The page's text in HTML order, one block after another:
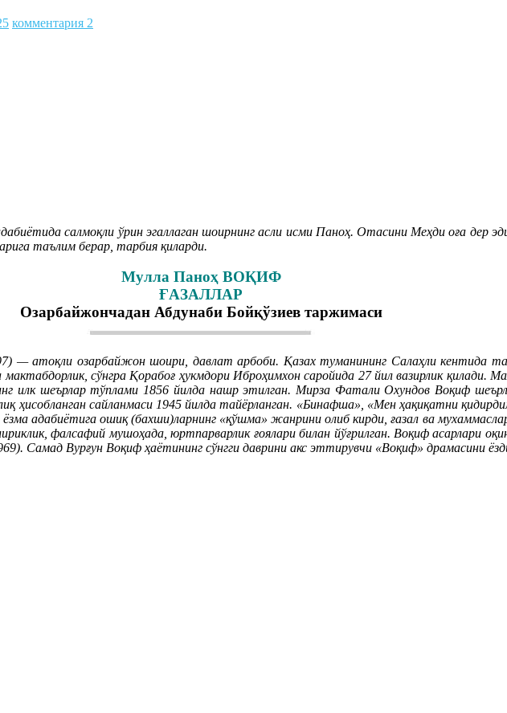
комментария 2
салмоқли ўрин эгаллаган шоирнинг асли исми Паноҳ. Отасини Меҳди оға дер
таълим берар, тарбия қиларди.
Мулла Паноҳ ВОҚИФ
ҒАЗАЛЛАР
Озарбайжончадан Абдунаби Бойқўзиев таржимаси
— атоқли озарбайжон шоири, давлат арбоби. Қазах туманининг Салаҳли кентида
сўнгра Қорабоғ ҳукмдори Иброҳимхон саройида 27 йил вазирлик қилади.
илк шеърлар тўплами 1856 йилда нашр этилган. Мирза Фатали Охундов Воқиф
сайланмаси 1945 йилда тайёрланган. «Бинафша», «Мен ҳақиқатни
адабиётига ошиқ (бахши)ларнинг «қўшма» жанрини олиб кирди, ғазал ва
фалсафий мушоҳада, юртпарварлик ғоялари билан йўғрилган. Воқиф асарлари
Самад Вурғун Воқиф ҳаётининг сўнгги даврини акс эттирувчи «Воқиф» драмасини